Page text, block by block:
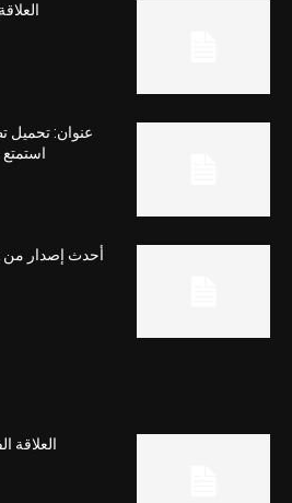
استمتع
العلاقة